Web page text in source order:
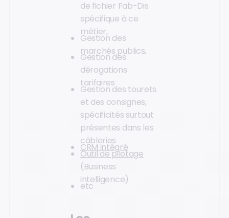
de fichier Fab-Dis
spécifique à ce
métier,
Gestion des
marchés publics,
Gestion des
dérogations
tarifaires
Gestion des tourets
et des consignes,
spécificités surtout
présentes dans les
câbleries
CRM intégré
Outil de pilotage
(Business
intelligence)
etc